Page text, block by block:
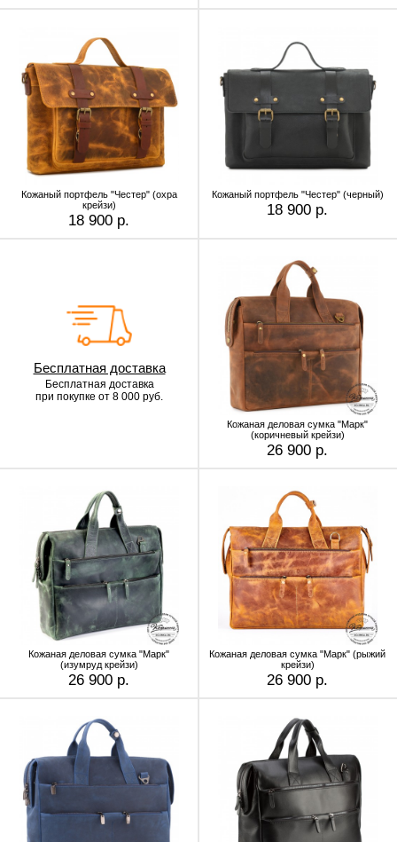
Кожаный портфель "Честер" (охра
крейзи)
18 900 р.
Кожаный портфель "Честер" (черный)
18 900 р.
Бесплатная доставка
Бесплатная доставка
при покупке от 8 000 руб.
Кожаная деловая сумка "Марк"
(коричневый крейзи)
26 900 р.
Кожаная деловая сумка "Марк"
(изумруд крейзи)
26 900 р.
Кожаная деловая сумка "Марк" (рыжий
крейзи)
26 900 р.